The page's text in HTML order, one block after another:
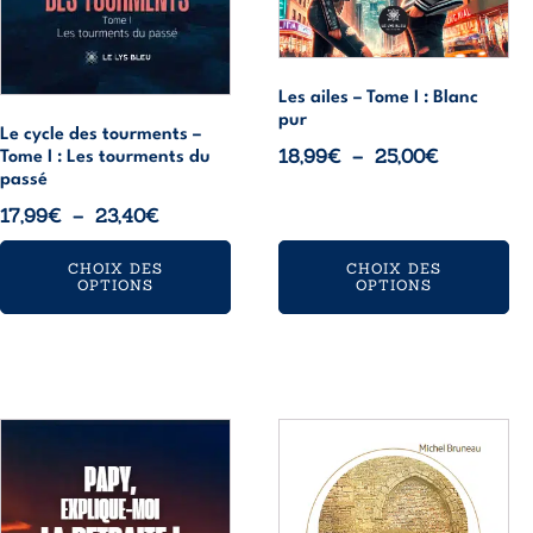
Le cycle des tourments –
Tome I : Les tourments du
passé
17,99€ – 23,40€Plage
de
prix :
CHOIX DES
OPTIONS
choisies
page
du
produit
Les ailes – Tome I : Blanc
pur
18,99€ – 25,00€Plage
18,99€
à
CHOIX DES
OPTIONS
choisies
sur
page
du
produit
plusieurs
produit
plusieurs